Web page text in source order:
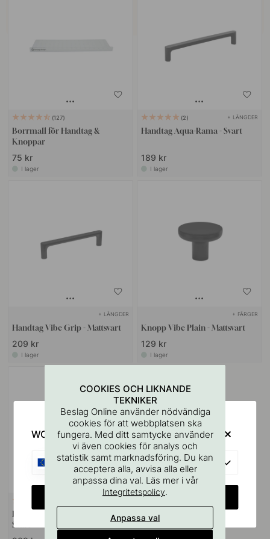
127
Borrmall för Handtag &
Knoppar
75 kr
I lager
2 + LÄNGDER
Handtag Aqua-Rama - Svart
189 kr
I lager
+ LÄNGDER
Handtag Vibe Grip - Mattsvart
209 kr
I lager
+ FÄRGER
Knopp Vibe Plain - Mattsvart
129 kr
I lager
Profilhandtag Square Aqua -
Svart
COOKIES OCH LIKNANDE
TEKNIKER
Beslag Online använder nödvändiga
cookies för att webbplatsen ska
fungera. Med ditt samtycke använder
vi även cookies för analys och
statistik samt marknadsföring. Du kan
acceptera alla, avvisa alla eller
anpassa dina val. Läs mer i vår
Integritetspolicy.
Anpassa val
WOULD YOU RATHER VISIT?
EU
CHANGE COUNTRY